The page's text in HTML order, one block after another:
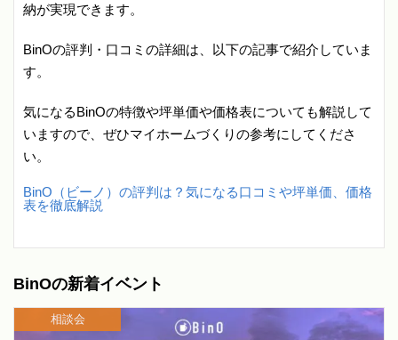
納が実現できます。
BinOの評判・口コミの詳細は、以下の記事で紹介していま
す。
気になるBinOの特徴や坪単価や価格表についても解説して
いますので、ぜひマイホームづくりの参考にしてくださ
い。
BinO（ビーノ）の評判は？気になる口コミや坪単価、価格
表を徹底解説
BinOの新着イベント
相談会